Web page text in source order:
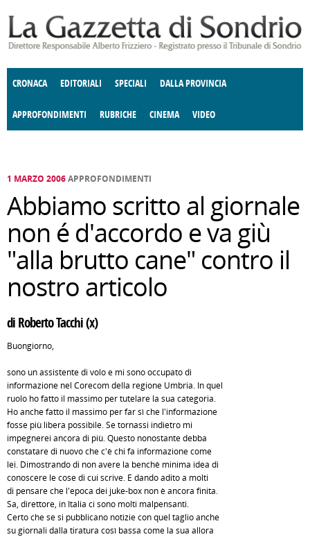
CRONACA EDITORIALI SPECIALI DALLA PROVINCIA
APPROFONDIMENTI
E SPETTACOLI POLITICA
RUBRICHE
DELLE IDEE FATTI DELLO SPIRITO
CINEMA VIDEO
1 MARZO 2006APPROFONDIMENTI
Abbiamo scritto al giornale
non é d'accordo e va giù
"alla brutto cane" contro il
nostro articolo
di Roberto Tacchi (x)
Buongiorno,
sono un assistente di volo e mi sono occupato di
informazione nel Corecom della regione Umbria. In quel
ruolo ho fatto il massimo per tutelare la sua categoria.
Ho anche fatto il massimo per far sì che l'informazione
fosse più libera possibile. Se tornassi indietro mi
impegnerei ancora di più. Questo nonostante debba
constatare di nuovo che c'è chi fa informazione come
lei. Dimostrando di non avere la benchè minima idea di
conoscere le cose di cui scrive. E dando adito a molti
di pensare che l'epoca dei juke-box non è ancora finita.
Sa, direttore, in Italia ci sono molti malpensanti.
Certo che se si pubblicano notizie con quel taglio anche
su giornali dalla tiratura così bassa come la sua allora